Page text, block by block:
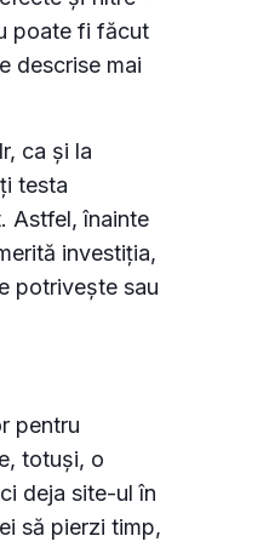
poate fi făcut
descrise mai
ca și la
testa
Astfel, înainte
investiția,
potrivește sau
pentru
totuși, o
deja site-ul în
să pierzi timp,